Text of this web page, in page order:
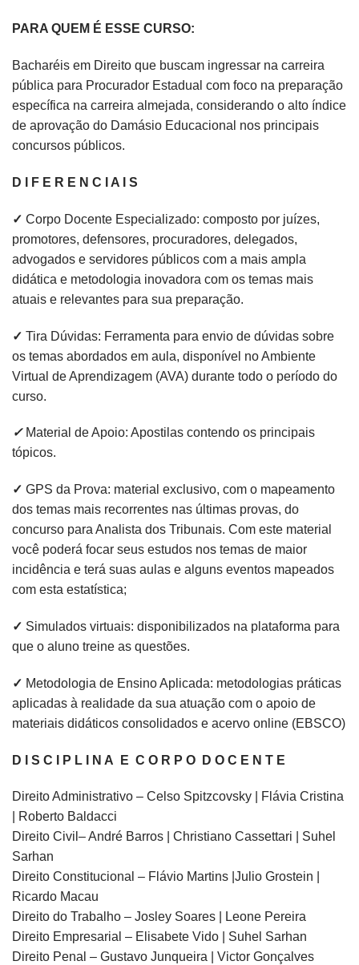
PARA QUEM É ESSE CURSO:
Bacharéis em Direito que buscam ingressar na carreira
pública para Procurador Estadual com foco na preparação
específica na carreira almejada, considerando o alto índice
de aprovação do Damásio Educacional nos principais
concursos públicos.
D I F E R E N C I A I S
✓ Corpo Docente Especializado: composto por juízes,
promotores, defensores, procuradores, delegados,
advogados e servidores públicos com a mais ampla
didática e metodologia inovadora com os temas mais
atuais e relevantes para sua preparação.
✓ Tira Dúvidas: Ferramenta para envio de dúvidas sobre
os temas abordados em aula, disponível no Ambiente
Virtual de Aprendizagem (AVA) durante todo o período do
curso.
✓ Material de Apoio: Apostilas contendo os principais
tópicos.
✓ GPS da Prova: material exclusivo, com o mapeamento
dos temas mais recorrentes nas últimas provas, do
concurso para Analista dos Tribunais. Com este material
você poderá focar seus estudos nos temas de maior
incidência e terá suas aulas e alguns eventos mapeados
com esta estatística;
✓ Simulados virtuais: disponibilizados na plataforma para
que o aluno treine as questões.
✓ Metodologia de Ensino Aplicada: metodologias práticas
aplicadas à realidade da sua atuação com o apoio de
materiais didáticos consolidados e acervo online (EBSCO)
D I S C I P L I N A E C O R P O D O C E N T E
Direito Administrativo – Celso Spitzcovsky | Flávia Cristina
| Roberto Baldacci
Direito Civil– André Barros | Christiano Cassettari | Suhel
Sarhan
Direito Constitucional – Flávio Martins |Julio Grostein |
Ricardo Macau
Direito do Trabalho – Josley Soares | Leone Pereira
Direito Empresarial – Elisabete Vido | Suhel Sarhan
Direito Penal – Gustavo Junqueira | Victor Gonçalves